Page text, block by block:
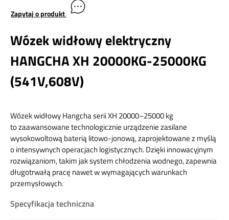
Zapytaj o produkt
Wózek widłowy elektryczny
HANGCHA XH 20000KG-25000KG
(541V,608V)
Wózek widłowy Hangcha serii XH 20000–25000 kg
to zaawansowane technologicznie urządzenie zasilane
wysokowoltową baterią litowo-jonową, zaprojektowane z myślą
o intensywnych operacjach logistycznych. Dzięki innowacyjnym
rozwiązaniom, takim jak system chłodzenia wodnego, zapewnia
długotrwałą pracę nawet w wymagających warunkach
przemysłowych.​
Specyfikacja techniczna